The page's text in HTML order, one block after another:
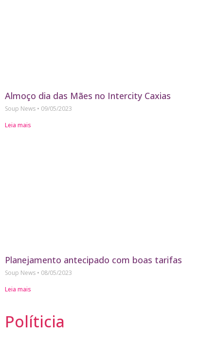
Almoço dia das Mães no Intercity Caxias
Soup News
09/05/2023
Leia mais
Planejamento antecipado com boas tarifas
Soup News
08/05/2023
Leia mais
Políticia